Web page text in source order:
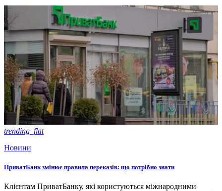
trending_flat
Новини
ПриватБанк змінює правила переказів: що потрібно знати
Клієнтам ПриватБанку, які користуються міжнародними